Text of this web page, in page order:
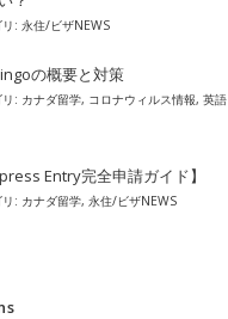
リ:永住/ビザNEWS
の概要と対策
: カナダ留学, コロナウィルス情報,英語
Entry完全申請ガイド】
: カナダ留学,永住/ビザNEWS